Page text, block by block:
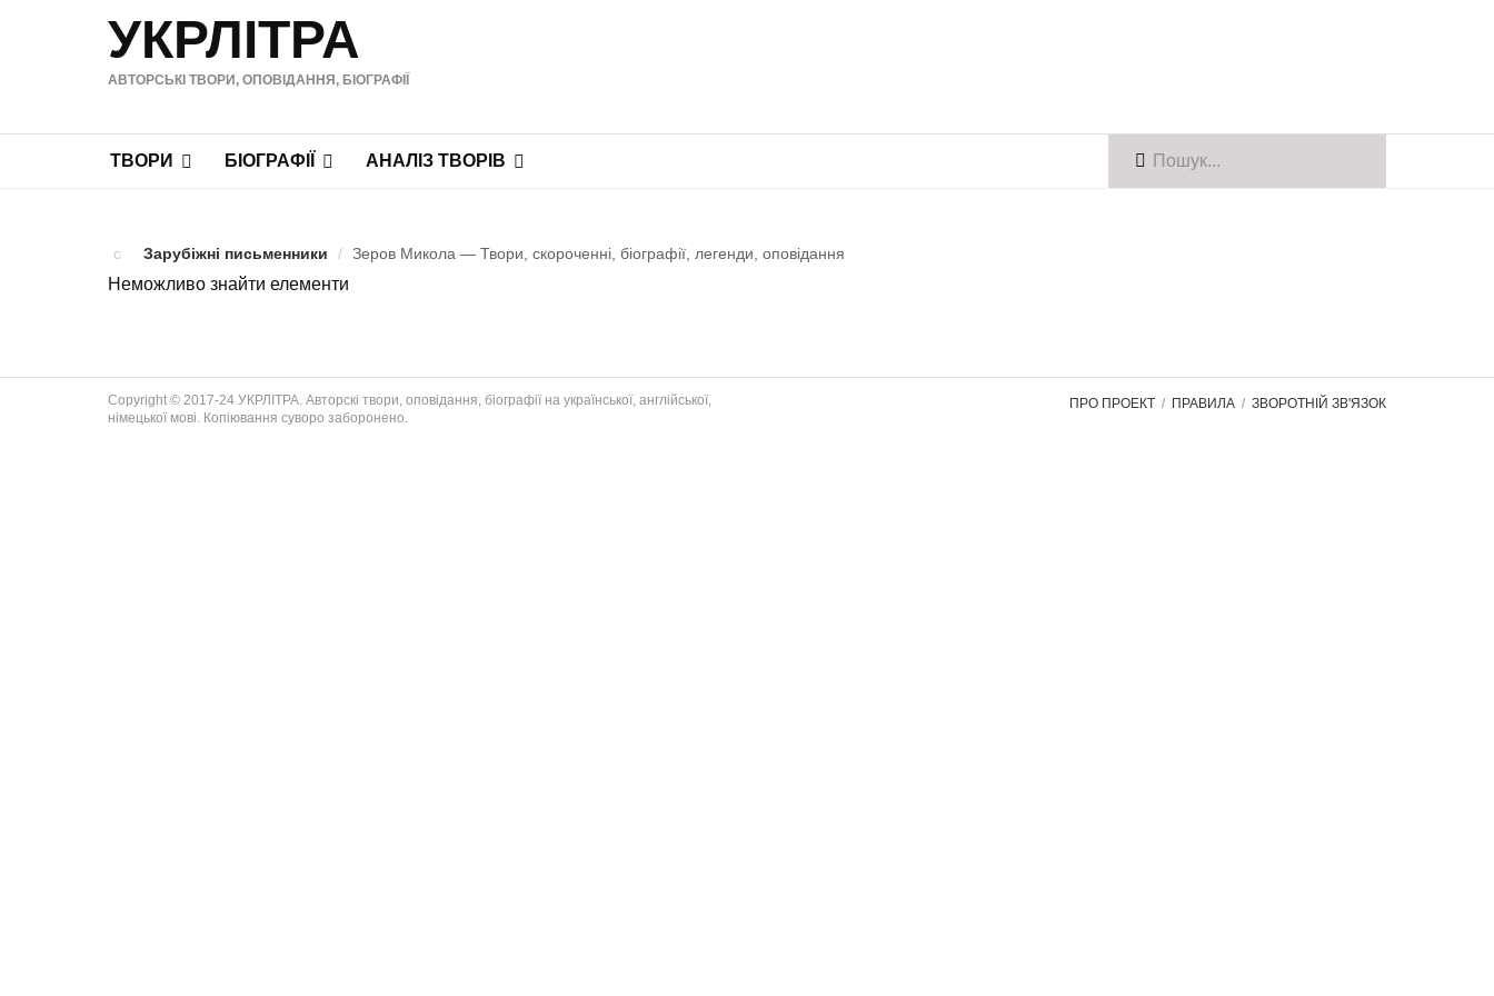
УКРЛІТРА
АВТОРСЬКІ ТВОРИ, ОПОВІДАННЯ, БІОГРАФІЇ
ТВОРИ БІОГРАФІЇ АНАЛІЗ ТВОРІВ
Зарубіжні письменники / Зеров Микола — Твори, скороченні, біографії, легенди, оповiдання
Неможливо знайти елементи
Copyright © 2017-24 УКРЛІТРА. Авторскі твори, оповідання, біографії на української, англійської,
німецької мові. Копіювання суворо заборонено.
ПРО ПРОЕКТ ПРАВИЛА ЗВОРОТНІЙ ЗВ'ЯЗОК